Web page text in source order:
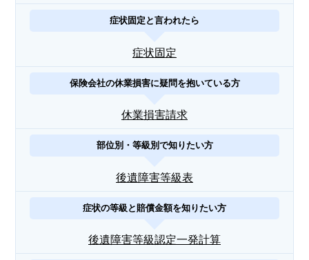
症状固定と言われたら
症状固定
保険会社の休業損害に疑問を抱いている方
休業損害請求
部位別・等級別で知りたい方
後遺障害等級表
症状の等級と賠償金額を知りたい方
後遺障害等級認定一発計算